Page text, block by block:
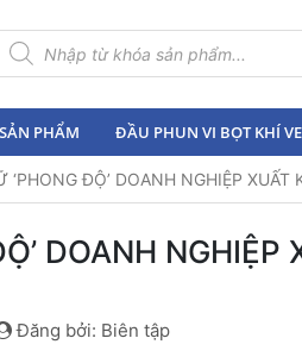
kiếm
SẢN PHẨM ĐẦU PHUN VI BỌT KHÍ
‘PHONG ĐỘ’ DOANH NGHIỆP
DOANH
Đăng bởi: Biên tập